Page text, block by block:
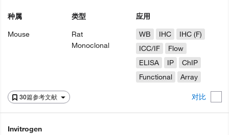
30篇参考文献 对比
种属
Mouse
类型
Rat
Monoclonal
应用
WB
IHC
IHC (F)
ICC/IF
Flow
ELISA
IP
ChIP
Functional
Array
Invitrogen